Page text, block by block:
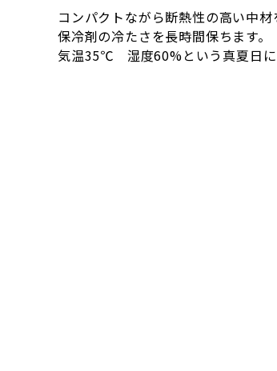
コンパクトながら断熱性の高い中材
保冷剤の冷たさを長時間保ちます。
気温35℃ 湿度60%という真夏日に